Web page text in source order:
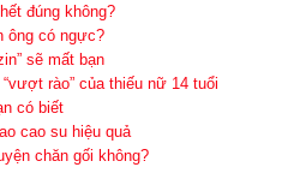
đúng không?
ông có ngực?
sẽ mất bạn
rào” của thiếu nữ 14 tuổi
có biết
cao su hiệu quả
chăn gối không?